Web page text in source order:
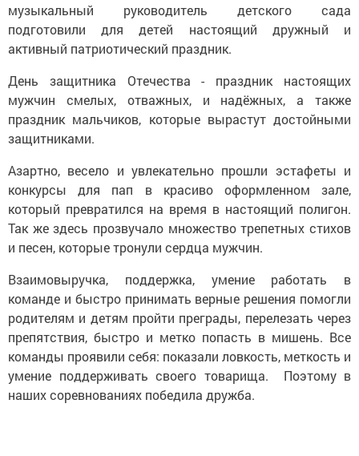
музыкальный руководитель детского сада
подготовили для детей настоящий дружный и
активный патриотический праздник.
День защитника Отечества - праздник настоящих
мужчин смелых, отважных, и надёжных, а также
праздник мальчиков, которые вырастут достойными
защитниками.
Азартно, весело и увлекательно прошли эстафеты и
конкурсы для пап в красиво оформленном зале,
который превратился на время в настоящий полигон.
Так же здесь прозвучало множество трепетных стихов
и песен, которые тронули сердца мужчин.
Взаимовыручка, поддержка, умение работать в
команде и быстро принимать верные решения помогли
родителям и детям пройти преграды, перелезать через
препятствия, быстро и метко попасть в мишень. Все
команды проявили себя: показали ловкость, меткость и
умение поддерживать своего товарища. Поэтому в
наших соревнованиях победила дружба.